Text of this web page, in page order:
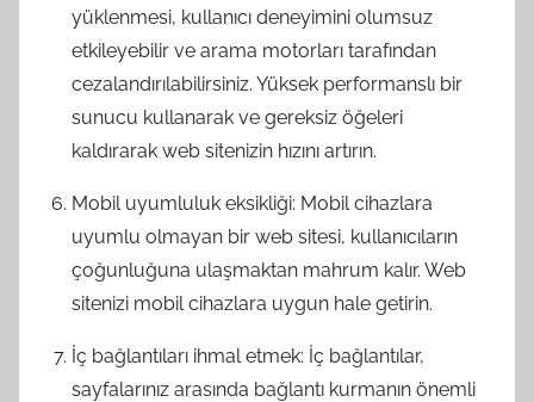
yüklenmesi, kullanıcı deneyimini olumsuz
etkileyebilir ve arama motorları tarafından
cezalandırılabilirsiniz. Yüksek performanslı bir
sunucu kullanarak ve gereksiz öğeleri
kaldırarak web sitenizin hızını artırın.
Mobil uyumluluk eksikliği: Mobil cihazlara
uyumlu olmayan bir web sitesi, kullanıcıların
çoğunluğuna ulaşmaktan mahrum kalır. Web
sitenizi mobil cihazlara uygun hale getirin.
İç bağlantıları ihmal etmek: İç bağlantılar,
sayfalarınız arasında bağlantı kurmanın önemli